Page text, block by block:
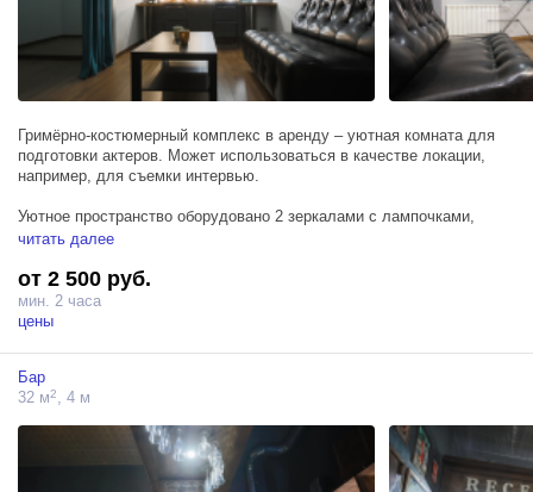
Гримёрно-костюмерный комплекс в аренду – уютная комната для
подготовки актеров. Может использоваться в качестве локации,
например, для съемки интервью.
Уютное пространство оборудовано 2 зеркалами с лампочками,
стульями, диваном с журнальным столиком, зоной для
читать далее
от 2 500 руб.
мин. 2 часа
цены
Бар
32 м2, 4 м